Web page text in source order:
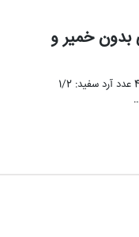
بدون خمیر و
مواد لازم: گوشت مرغ: 350 گرم تخم مرغ: 4 عدد آرد سفید: 1/2